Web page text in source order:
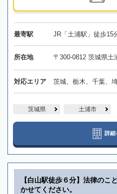
最寄駅 JR「土浦駅」徒歩15
所在地 〒300-0812 茨城県土
対応エリア 茨城、栃木、千葉、
茨城県 土浦市
詳細
【白山駅徒歩６分】法律のこ
かせてください。